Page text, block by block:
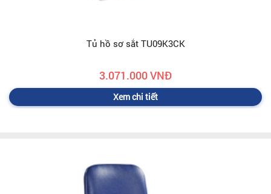
Tủ hồ sơ sắt TU09K3CK
3.071.000 VNĐ
Xem chi tiết